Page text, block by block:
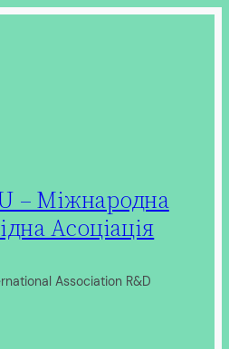
– Міжнародна
Асоціація
Association R&D